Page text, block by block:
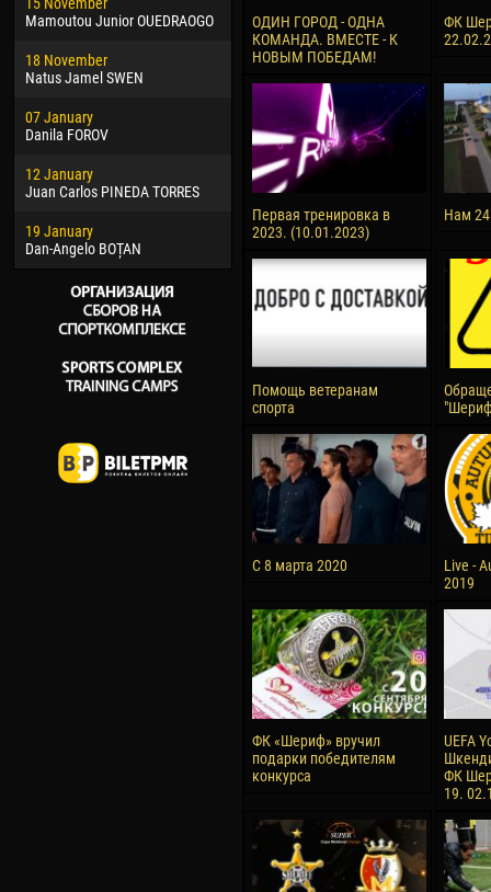
Mamoutou Junior OUEDRAOGO
18 November
Natus Jamel SWEN
07 January
Danila FOROV
12 January
Juan Carlos PINEDA TORRES
19 January
Dan-Angelo BOȚAN
20 March
Jayder Moreno ASPRILLA
22 March
Samba KONÉ
26 March
Vitor Hugo Morais de OLIVEIRA
28 March
Raí LOPES DE OLIVEIRA
24
28
10
15
ОДИН ГОРОД - ОДНА
КОМАНДА. ВМЕСТЕ - К
НОВЫМ ПОБЕДАМ!
ФК
Первая тренировка в
2023. (10.01.2023)
Нам
Помощь ветеранам
спорта
С 8 марта 2020
Live -
2019
ФК «Шериф» вручил
подарки победителям
конкурса
UEFA
ФК
19.